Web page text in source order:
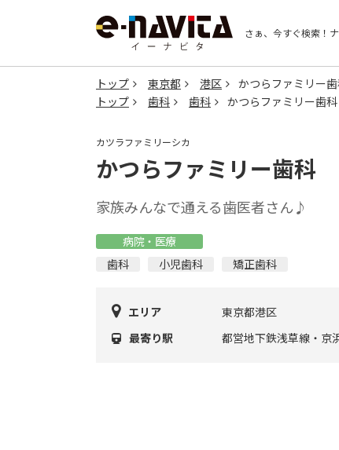
さぁ、今すぐ検索！
トップ 東京都 港区
かつらファミリー
トップ
歯科 歯科 かつらファミリー歯科
カツラファミリーシカ
かつらファミリー歯科
家族みんなで通える歯医者さん♪
病院・医療
歯科
小児歯科 矯正歯科
エリア
東京都港区
最寄り駅
都営地下鉄浅草線・京